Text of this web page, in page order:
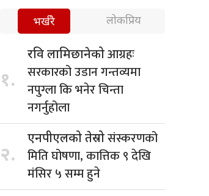
भर्खरै लोकप्रिय
१.
रवि लामिछानेकोआग्रहः
सरकारको उडान गन्तव्यमा
नपुग्ला कि भनेर चिन्ता
नगर्नुहोला
२.
एनपीएलको तेस्रोसंस्करणको
मिति घोषणा, कात्तिक ९ देखि
मंसिर ५ सम्म हुने